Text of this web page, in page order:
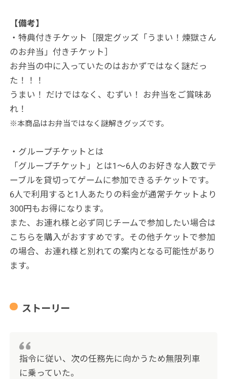
【備考】
・特典付きチケット［限定グッズ「うまい！煉獄さん
のお弁当」付きチケット］
お弁当の中に入っていたのはおかずではなく謎だっ
た！！！
うまい！ だけではなく、むずい！ お弁当をご賞味あ
れ！
※本商品はお弁当ではなく謎解きグッズです。
・グループチケットとは
「グループチケット」とは1～6人のお好きな人数でテ
ーブルを貸切ってゲームに参加できるチケットです。
6人で利用すると1人あたりの料金が通常チケットより
300円もお得になります。
また、お連れ様と必ず同じチームで参加したい場合は
こちらを購入がおすすめです。その他チケットで参加
の場合、お連れ様と別れての案内となる可能性があり
ます。
ストーリー
指令に従い、次の任務先に向かうため無限列車
に乗っていた。